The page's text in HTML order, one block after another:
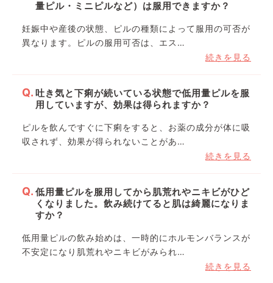
量ピル・ミニピルなど）は服用できますか？
妊娠中や産後の状態、ピルの種類によって服用の可否が
異なります。ピルの服用可否は、エス…
続きを見る
吐き気と下痢が続いている状態で低用量ピルを服
用していますが、効果は得られますか？
ピルを飲んですぐに下痢をすると、お薬の成分が体に吸
収されず、効果が得られないことがあ…
続きを見る
低用量ピルを服用してから肌荒れやニキビがひど
くなりました。飲み続けてると肌は綺麗になりま
すか？
低用量ピルの飲み始めは、一時的にホルモンバランスが
不安定になり肌荒れやニキビがみられ…
続きを見る